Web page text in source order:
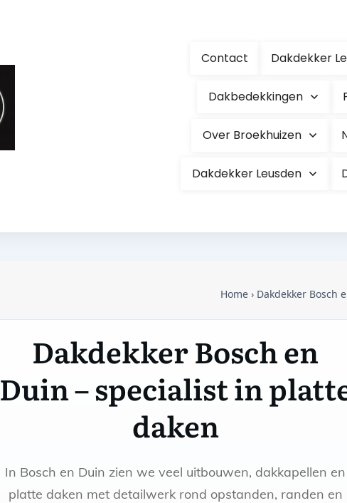
Contact Dakdekker
Dakbedekkingen
Over Broekhuizen
Dakdekker Leusden
Home › Dakdekker Bosch
Dakdekker Bosch en
Duin – specialist in
daken
In Bosch en Duin zien we veel uitbouwen, dakkapellen en
platte daken met detailwerk rond opstanden, randen en